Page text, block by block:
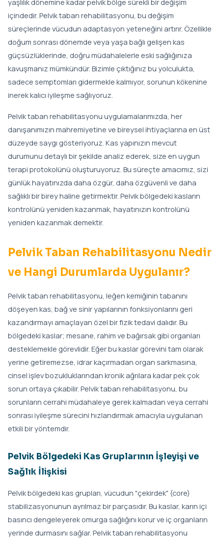
içindedir. Pelvik taban rehabilitasyonu, bu değişim
süreçlerinde vücudun adaptasyon yeteneğini artırır. Özellikle
doğum sonrası dönemde veya yaşa bağlı gelişen kas
güçsüzlüklerinde, doğru müdahalelerle eski sağlığınıza
kavuşmanız mümkündür. Bizimle çıktığınız bu yolculukta,
sadece semptomları gidermekle kalmıyor, sorunun kökenine
inerek kalıcı iyileşme sağlıyoruz.
Pelvik taban rehabilitasyonu uygulamalarımızda, her
danışanımızın mahremiyetine ve bireysel ihtiyaçlarına en üst
düzeyde saygı gösteriyoruz. Kas yapınızın mevcut
durumunu detaylı bir şekilde analiz ederek, size en uygun
terapi protokolünü oluşturuyoruz. Bu süreçte amacımız, sizi
günlük hayatınızda daha özgür, daha özgüvenli ve daha
sağlıklı bir birey haline getirmektir. Pelvik bölgedeki kasların
kontrolünü yeniden kazanmak, hayatınızın kontrolünü
yeniden kazanmak demektir.
Pelvik Taban Rehabilitasyonu Nedir
ve Hangi Durumlarda Uygulanır?
Pelvik taban rehabilitasyonu, leğen kemiğinin tabanını
döşeyen kas, bağ ve sinir yapılarının fonksiyonlarını geri
kazandırmayı amaçlayan özel bir fizik tedavi dalıdır. Bu
bölgedeki kaslar; mesane, rahim ve bağırsak gibi organları
desteklemekle görevlidir. Eğer bu kaslar görevini tam olarak
yerine getiremezse, idrar kaçırmadan organ sarkmasına,
cinsel işlev bozukluklarından kronik ağrılara kadar pek çok
sorun ortaya çıkabilir. Pelvik taban rehabilitasyonu, bu
sorunların cerrahi müdahaleye gerek kalmadan veya cerrahi
sonrası iyileşme sürecini hızlandırmak amacıyla uygulanan
etkili bir yöntemdir.
Pelvik Bölgedeki Kas Gruplarının İşleyişi ve
Sağlık İlişkisi
Pelvik bölgedeki kas grupları, vücudun "çekirdek" (core)
stabilizasyonunun ayrılmaz bir parçasıdır. Bu kaslar, karın içi
basıncı dengeleyerek omurga sağlığını korur ve iç organların
yerinde durmasını sağlar. Pelvik taban rehabilitasyonu